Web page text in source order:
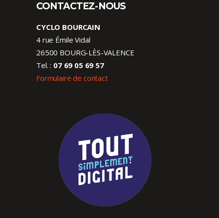
CONTACTEZ-NOUS
CYCLO BOURCAIN
4 rue Émile Vidal
26500 BOURG-LÈS-VALENCE
Tel. : 07 69 05 69 57
Formulaire de contact